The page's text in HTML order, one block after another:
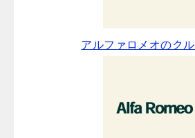
アルファロメオのク